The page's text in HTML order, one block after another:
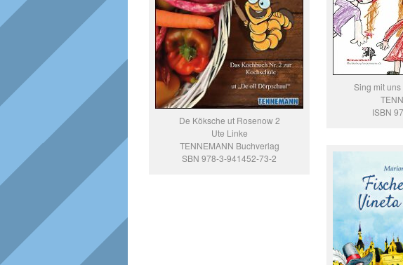
De Köksche ut Rosenow 2
Ute Linke
TENNEMANN Buchverlag
SBN 978-3-941452-73-2
Sing mit
ISBN